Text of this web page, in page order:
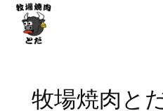
牧場焼肉と